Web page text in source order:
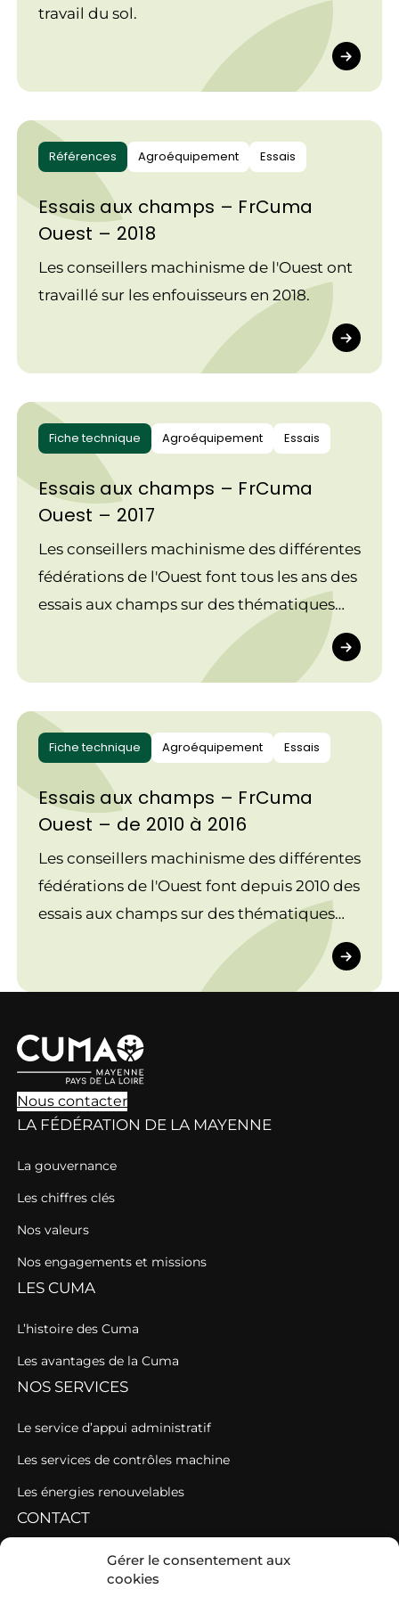
Gérer le consentement aux
cookies
travail du sol.
Références Agroéquipement Essais
Essais aux champs – FrCuma
Ouest – 2018
Les conseillers machinisme de l'Ouest ont
travaillé sur les enfouisseurs en 2018.
Fiche technique Agroéquipement Essais
Essais aux champs – FrCuma
Ouest – 2017
Les conseillers machinisme des différentes
fédérations de l'Ouest font tous les ans des
essais aux champs sur des thématiques
variées autour de la consommation et de
Fiche technique Agroéquipement Essais
Essais aux champs – FrCuma
Ouest – de 2010 à 2016
Les conseillers machinisme des différentes
fédérations de l'Ouest font depuis 2010 des
essais aux champs sur des thématiques
variées autour de la consommation et de
Nous contacter
LA FÉDÉRATION DE LA MAYENNE
La gouvernance
Les chiffres clés
Nos valeurs
Nos engagements et missions
LES CUMA
L’histoire des Cuma
Les avantages de la Cuma
NOS SERVICES
Le service d’appui administratif
Les services de contrôles machine
Les énergies renouvelables
CONTACT
Maison des agriculteurs